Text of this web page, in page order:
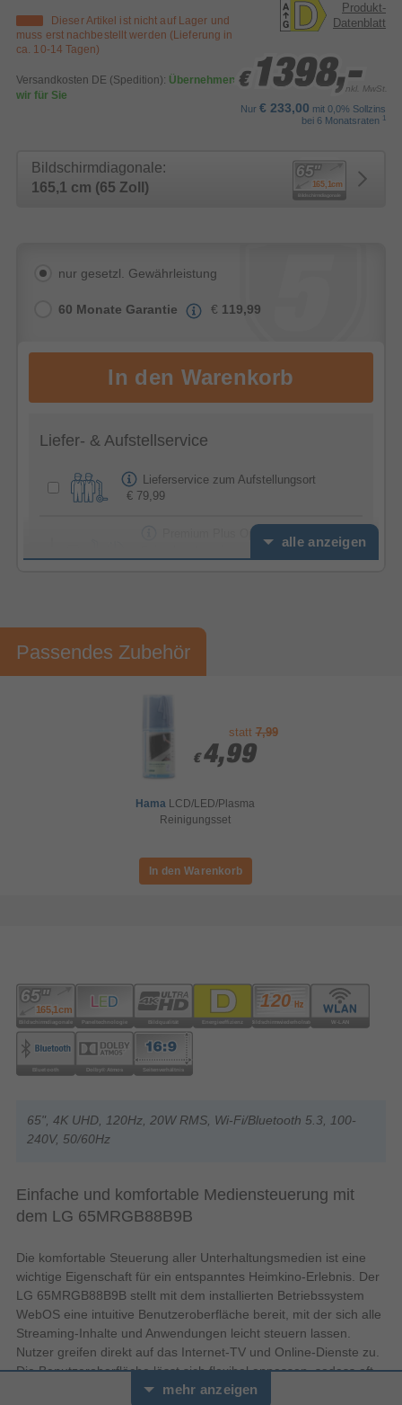
Dieser Artikel ist nicht auf Lager und
muss erst nachbestellt werden (Lieferung in
ca. 10-14 Tagen)
Versandkosten DE (Spedition): Übernehmen
wir für Sie
Produkt-
Datenblatt
€ 1398,-
€ 1398,-
€ 1398,-inkl. MwSt.
Nur € 233,00 mit 0,0% Sollzins
bei 6 Monatsraten 1
Bildschirmdiagonale:
165,1 cm (65 Zoll)
nur gesetzl. Gewährleistung
60 Monate Garantie € 119,99
Liefer- & Aufstellservice
Lieferservice zum Aufstellungsort
€ 79,99
Premium Plus Option -
Installationspaket Premium (inkl.
Gesamtsumme Serviceoptionen
alle anzeigen
Passendes Zubehör
statt7,99
€ 4,99
€ 4,99
Hama LCD/LED/Plasma
Reinigungsset
65", 4K UHD, 120Hz, 20W RMS, Wi-Fi/Bluetooth 5.3, 100-
240V, 50/60Hz
Einfache und komfortable Mediensteuerung mit
dem LG 65MRGB88B9B
Die komfortable Steuerung aller Unterhaltungsmedien ist eine
wichtige Eigenschaft für ein entspanntes Heimkino-Erlebnis. Der
LG 65MRGB88B9B stellt mit dem installierten Betriebssystem
WebOS eine intuitive Benutzeroberfläche bereit, mit der sich alle
Streaming-Inhalte und Anwendungen leicht steuern lassen.
Nutzer greifen direkt auf das Internet-TV und Online-Dienste zu.
Die Benutzeroberfläche lässt sich flexibel anpassen, sodass oft
genutzte Anwendungen schnell erreichbar sind.
mehr anzeigen